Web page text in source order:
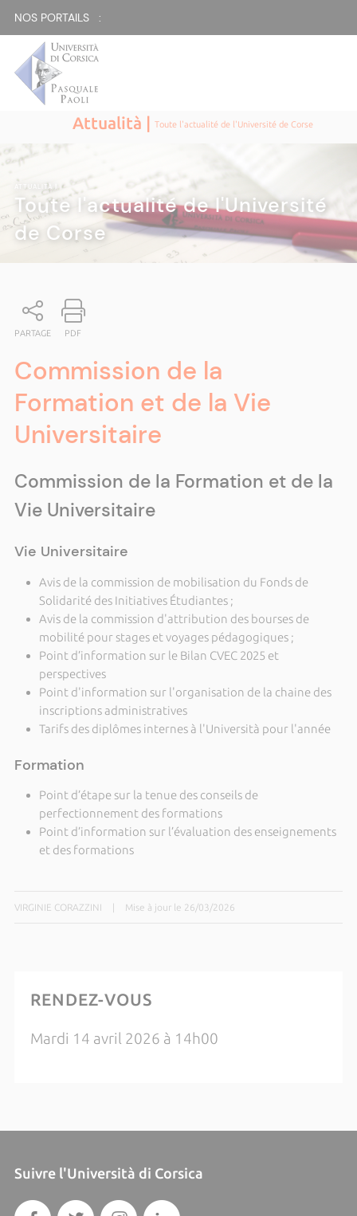
NOS PORTAILS :
Attualità |Toute l'actualité de l'Université de Corse
ATTUALITÀ|
Toute l'actualité de l'Université
de Corse
PARTAGE PDF
Commission de la
Formation et de la Vie
Universitaire
Commission de la Formation et de la
Vie Universitaire
Vie Universitaire
Avis de la commission de mobilisation du Fonds de
Solidarité des Initiatives Étudiantes ;
Avis de la commission d'attribution des bourses de
mobilité pour stages et voyages pédagogiques ;
Point d’information sur le Bilan CVEC 2025 et
perspectives
Point d'information sur l'organisation de la chaine des
inscriptions administratives
Tarifs des diplômes internes à l'Università pour l'année
Formation
Point d’étape sur la tenue des conseils de
perfectionnement des formations
Point d’information sur l’évaluation des enseignements
et des formations
VIRGINIE CORAZZINI Mise à jour le 26/03/2026
RENDEZ-VOUS
Mardi 14 avril 2026 à 14h00
Suivre l'Università di Corsica